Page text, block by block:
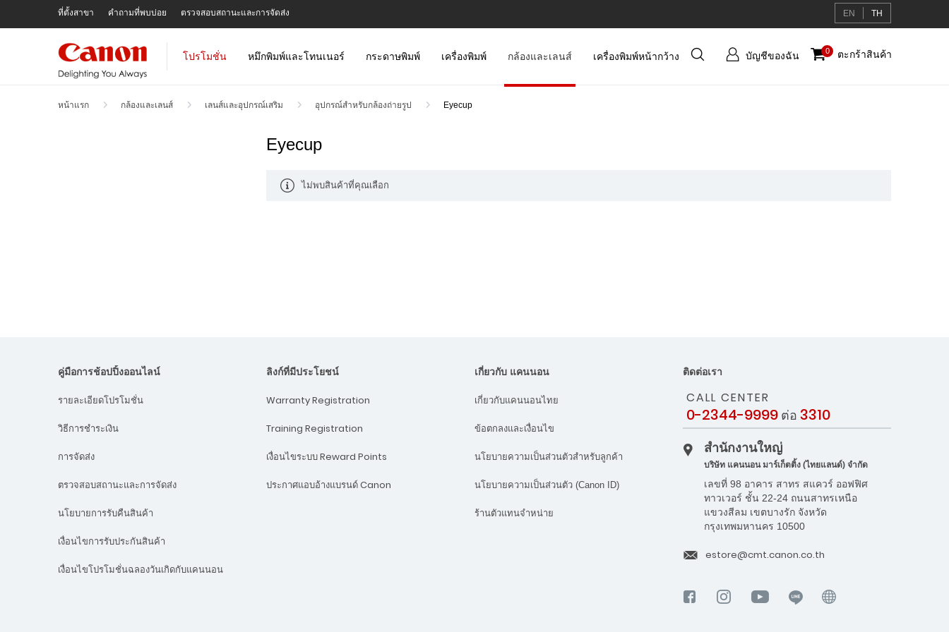
Skip
ที่ตั้งสาขา คำถามที่พบบ่อย ตรวจสอบสถานะและการจัดส่ง EN TH
โปรโมชั่น หมึกพิมพ์และโทนเนอร์ กระดาษพิมพ์ เครื่องพิมพ์ กล้องและเลนส์ เครื่องพิมพ์หน้ากว้าง
บัญชี
ของ
บัญชีของฉัน ตะกร้าสินค้า
0
หน้าแรก กล้องและเลนส์ เลนส์และอุปกรณ์เสริม อุปกรณ์สำหรับกล้องถ่ายรูป Eyecup
Eyecup
ไม่พบสินค้าที่คุณเลือก
คู่มือการช้อปปิ้งออนไลน์
รายละเอียดโปรโมชั่น
วิธีการชำระเงิน
การจัดส่ง
ตรวจสอบสถานะและการจัดส่ง
นโยบายการรับคืนสินค้า
เงื่อนไขการรับประกันสินค้า
เงื่อนไขโปรโมชั่นฉลองวันเกิดกับแคนนอน
ลิงก์ที่มีประโยชน์
Warranty Registration
Training Registration
เงื่อนไขระบบ Reward Points
ประกาศแอบอ้างแบรนด์ Canon
เกี่ยวกับ แคนนอน
เกี่ยวกับแคนนอนไทย
ข้อตกลงและเงื่อนไข
นโยบายความเป็นส่วนตัวสำหรับลูกค้า
นโยบายความเป็นส่วนตัว (Canon ID)
ร้านตัวแทนจำหน่าย
ติดต่อเรา
CALL CENTER
0-2344-9999 ต่อ 3310
สำนักงานใหญ่
บริษัท แคนนอน มาร์เก็ตติ้ง (ไทยแลนด์) จำกัด
เลขที่ 98 อาคาร สาทร สแควร์ ออฟฟิศ
ทาวเวอร์ ชั้น 22-24 ถนนสาทรเหนือ
แขวงสีลม เขตบางรัก จังหวัด
กรุงเทพมหานคร 10500
estore@cmt.canon.co.th